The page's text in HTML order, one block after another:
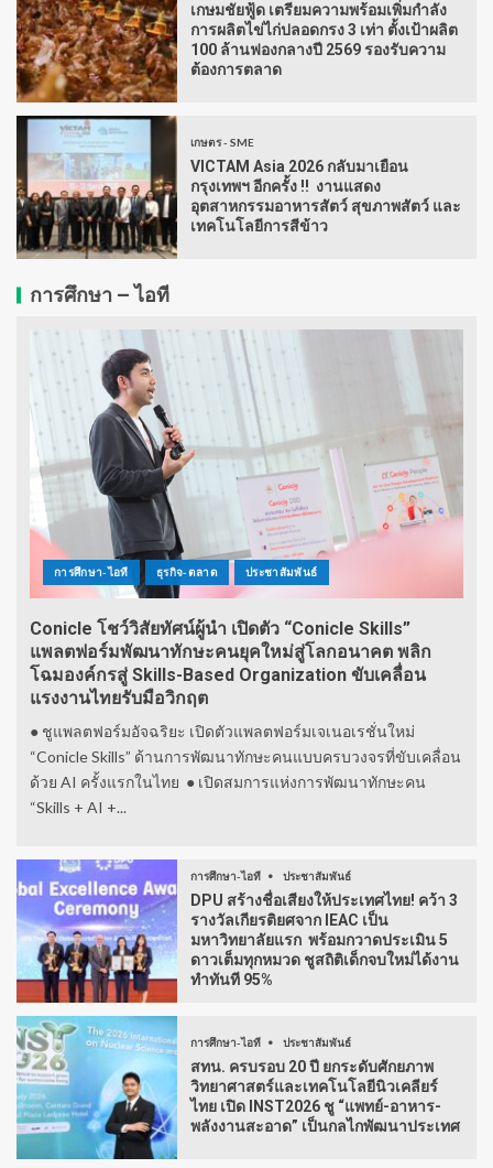
เกษมชัยฟู้ด เตรียมความพร้อมเพิ่มกำลัง
การผลิตไข่ไก่ปลอดกรง 3 เท่า ตั้งเป้าผลิต
100 ล้านฟองกลางปี 2569 รองรับความ
ต้องการตลาด
เกษตร - SME
VICTAM Asia 2026 กลับมาเยือน
กรุงเทพฯ อีกครั้ง !! งานแสดง
อุตสาหกรรมอาหารสัตว์ สุขภาพสัตว์ และ
เทคโนโลยีการสีข้าว
การศึกษา – ไอที
การศึกษา-ไอที ธุรกิจ-ตลาด ประชาสัมพันธ์
Conicle โชว์วิสัยทัศน์ผู้นำ เปิดตัว “Conicle Skills”
แพลตฟอร์มพัฒนาทักษะคนยุคใหม่สู่โลกอนาคต พลิก
โฉมองค์กรสู่ Skills-Based Organization ขับเคลื่อน
แรงงานไทยรับมือวิกฤต
● ชูแพลตฟอร์มอัจฉริยะ เปิดตัวแพลตฟอร์มเจเนอเรชั่นใหม่
“Conicle Skills” ด้านการพัฒนาทักษะคนแบบครบวงจรที่ขับเคลื่อน
ด้วย AI ครั้งแรกในไทย ● เปิดสมการแห่งการพัฒนาทักษะคน
“Skills + AI +...
การศึกษา-ไอที ประชาสัมพันธ์
DPU สร้างชื่อเสียงให้ประเทศไทย! คว้า 3
รางวัลเกียรติยศจาก IEAC เป็น
มหาวิทยาลัยแรก พร้อมกวาดประเมิน 5
ดาวเต็มทุกหมวด ชูสถิติเด็กจบใหม่ได้งาน
ทำทันที 95%
การศึกษา-ไอที ประชาสัมพันธ์
สทน. ครบรอบ 20 ปี ยกระดับศักยภาพ
วิทยาศาสตร์และเทคโนโลยีนิวเคลียร์
ไทย เปิด INST2026 ชู “แพทย์-อาหาร-
พลังงานสะอาด” เป็นกลไกพัฒนาประเทศ